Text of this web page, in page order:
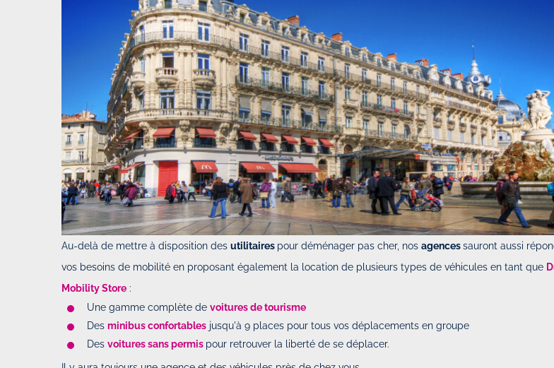
Au-delà de mettre à disposition des utilitaires pour déménager pas cher, nos agencessauront aussi
vos besoins de mobilité en proposant également la location de plusieurs types de véhicules en tant que
Mobility Store :
Une gamme complète de voitures de tourisme
Des minibus confortables jusqu'à 9 places pour tous vos déplacements en groupe
Des voitures sans permis pour retrouver la liberté de se déplacer.